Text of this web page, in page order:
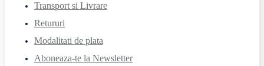
Transport si Livrare
Retururi
Modalitati de plata
Aboneaza-te la Newsletter